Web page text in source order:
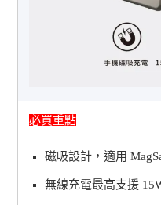
必買重點
磁吸設計，適用
無線充電最高支援